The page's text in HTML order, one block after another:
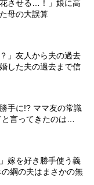
させる…！」娘に高
母の大誤算
」友人から夫の過去
した夫の過去まで信
手に!? ママ友の常識
言ってきたのは…
嫁を好き勝手使う義
綱の夫はまさかの無